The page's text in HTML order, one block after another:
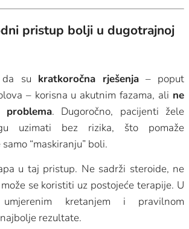
pristup bolji u dugotrajnoj
su kratkoročna rješenja– poput
– korisna u akutnim fazama, ali ne
problema. Dugoročno, pacijenti žele
uzimati bez rizika, što pomaže
“maskiranju” boli.
u taj pristup. Ne sadrži steroide, ne
se koristiti uz postojeće terapije. U
kretanjem i pravilnom
rezultate.